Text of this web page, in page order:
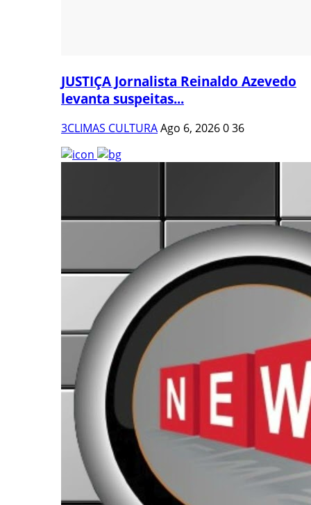
JUSTIÇA Jornalista Reinaldo Azevedo
levanta suspeitas...
3CLIMAS CULTURAAgo 6, 2026036